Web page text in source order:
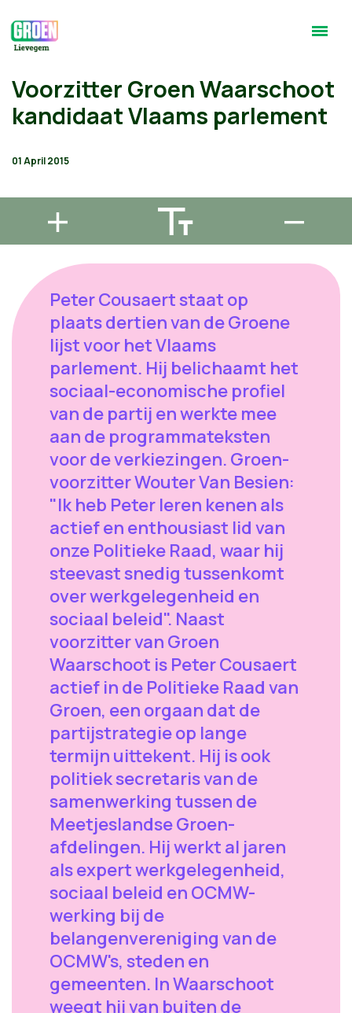
Voorzitter Groen Waarschoot
kandidaat Vlaams parlement
01 April 2015
Peter Cousaert staat op
plaats dertien van de Groene
lijst voor het Vlaams
parlement. Hij belichaamt het
sociaal-economische profiel
van de partij en werkte mee
aan de programmateksten
voor de verkiezingen. Groen-
voorzitter Wouter Van Besien:
"Ik heb Peter leren kenen als
actief en enthousiast lid van
onze Politieke Raad, waar hij
steevast snedig tussenkomt
over werkgelegenheid en
sociaal beleid". Naast
voorzitter van Groen
Waarschoot is Peter Cousaert
actief in de Politieke Raad van
Groen, een orgaan dat de
partijstrategie op lange
termijn uittekent. Hij is ook
politiek secretaris van de
samenwerking tussen de
Meetjeslandse Groen-
afdelingen. Hij werkt al jaren
als expert werkgelegenheid,
sociaal beleid en OCMW-
werking bij de
belangenvereniging van de
OCMW's, steden en
gemeenten. In Waarschoot
weegt hij van buiten de